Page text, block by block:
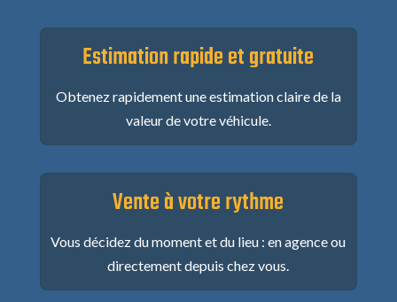
Estimation rapide et gratuite
Obtenez rapidement une estimation claire de la
valeur de votre véhicule.
Vente à votre rythme
Vous décidez du moment et du lieu : en agence ou
directement depuis chez vous.